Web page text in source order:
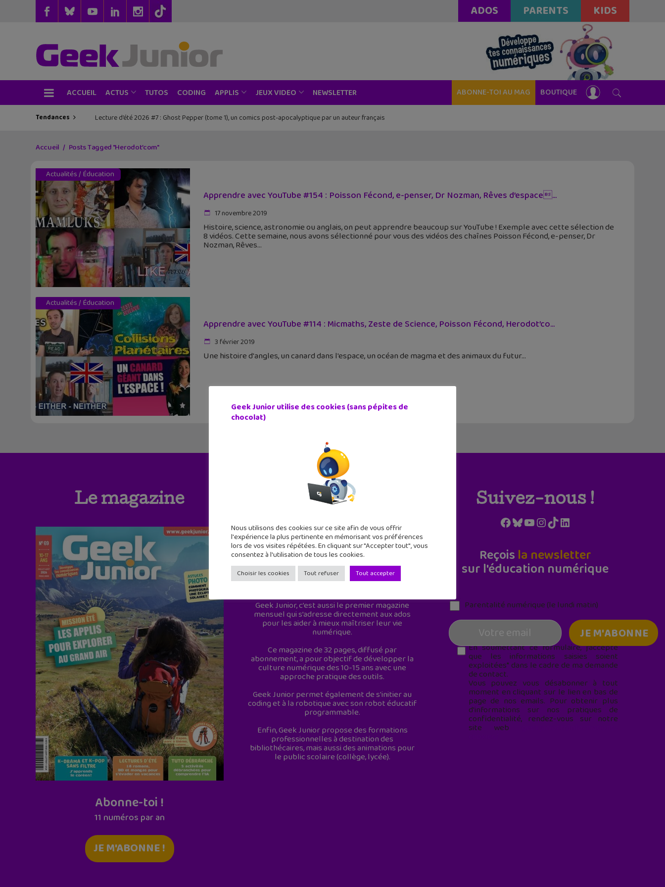
ADOS PARENTS KIDS
ACCUEIL ACTUS TUTOS CODING APPLIS JEUX VIDEO NEWSLETTER ABONNE-TOI AU MAG BOUTIQUE
Tendances Lecture d’été 2026 #7 : Ghost Pepper (tome 1), un comics post-apocalyptique par un auteur français
Accueil Posts Tagged "Herodot’com"
Actualités/ Éducation
Apprendre avec YouTube #154 : Poisson Fécond, e-penser, Dr Nozman, Rêves d’espace...
17 novembre 2019
Histoire, science, astronomie ou anglais, on peut apprendre beaucoup sur YouTube ! Exemple avec cette sélection de
8 vidéos. Cette semaine, nous avons sélectionné pour vous des vidéos des chaînes Poisson Fécond, e-penser, Dr
Nozman, Rêves
Actualités/ Éducation
Apprendre avec YouTube #114 : Micmaths, Zeste de Science, Poisson Fécond, Herodot’co...
3 février 2019
Une histoire d'angles, un canard dans l'espace, un océan de magma et des animaux du futur
Le magazine
Abonne-toi !
11 numéros par an
JE M'ABONNE !
Geek Junior est le premier site de culture
Geek Junior, c’est aussi le premier magazine
mensuel qui s’adresse directement aux ados
pour les aider à mieux maîtriser leur vie
numérique.
Ce magazine de 32 pages, diffusé par
abonnement, a pour objectif de développer la
culture numérique des 10-15 ans avec une
approche pratique des outils.
Geek Junior permet également de s'initier au
coding et à la robotique avec son robot éducatif
programmable.
Enfin, Geek Junior propose des formations
professionnelles à destination des
bibliothécaires, mais aussi des animations pour
le public scolaire (collège, lycée).
Suivez-nous !
Facebook
Bluesky
YouTube
Instagram
TikTokLinkedIn
Reçois la newsletter
sur l'éducation numérique
Parentalité numérique (le lundi matin)
En soumettant ce formulaire, j’accepte
que les informations saisies soient
exploitées* dans le cadre de ma demande
de contact.
Vous pouvez vous désabonner à tout
moment en cliquant sur le lien en bas de
page de nos emails. Pour obtenir plus
d'informations sur nos pratiques de
confidentialité, rendez-vous sur notre
site web
Geek Junior utilise des cookies (sans pépites de
chocolat)
Nous utilisons des cookies sur ce site afin de vous offrir
l'expérience la plus pertinente en mémorisant vos préférences
lors de vos visites répétées. En cliquant sur "Accepter tout", vous
consentez à l'utilisation de tous les cookies.
Choisir les cookies Tout refuser Tout accepter